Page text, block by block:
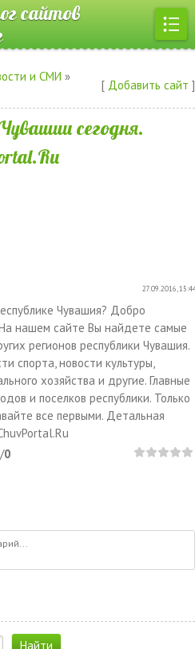
сайтов
и СМИ »
[ Добавить сайт ]
сегодня.
27.09.2016,
Чувашия? Добро
нашем сайте Вы найдете самые
регионов республики Чувашия.
спорта, новости культуры,
хозяйства и другие. Главные
и поселков республики. Только
все первыми. Детальная
/0